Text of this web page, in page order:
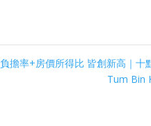
擔率+房價所得比 皆創新高｜十
Tum Bin